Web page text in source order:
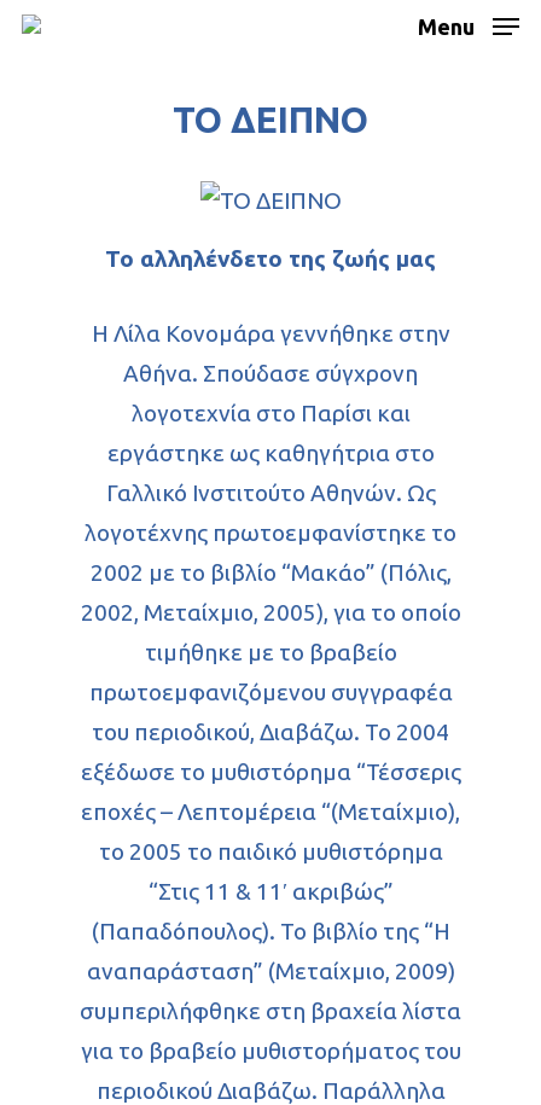
Menu
ΤΟ ΔΕΙΠΝΟ
Το αλληλένδετο της ζωής μας
Η Λίλα Κονομάρα γεννήθηκε στην
Αθήνα. Σπούδασε σύγχρονη
λογοτεχνία στο Παρίσι και
εργάστηκε ως καθηγήτρια στο
Γαλλικό Ινστιτούτο Αθηνών. Ως
λογοτέχνης πρωτοεμφανίστηκε το
2002 με το βιβλίο “Μακάο” (Πόλις,
2002, Μεταίχμιο, 2005), για το οποίο
τιμήθηκε με το βραβείο
πρωτοεμφανιζόμενου συγγραφέα
του περιοδικού, Διαβάζω. Το 2004
εξέδωσε το μυθιστόρημα “Τέσσερις
εποχές – Λεπτομέρεια “(Μεταίχμιο),
το 2005 το παιδικό μυθιστόρημα
“Στις 11 & 11′ ακριβώς”
(Παπαδόπουλος). Το βιβλίο της “Η
αναπαράσταση” (Μεταίχμιο, 2009)
συμπεριλήφθηκε στη βραχεία λίστα
για το βραβείο μυθιστορήματος του
περιοδικού Διαβάζω. Παράλληλα